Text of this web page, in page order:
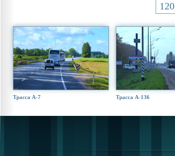
120
Трасса А-7 Трасса А-136